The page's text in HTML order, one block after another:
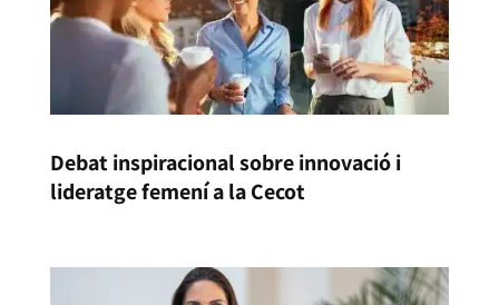
Debat inspiracional sobre innovació i
lideratge femení a la Cecot